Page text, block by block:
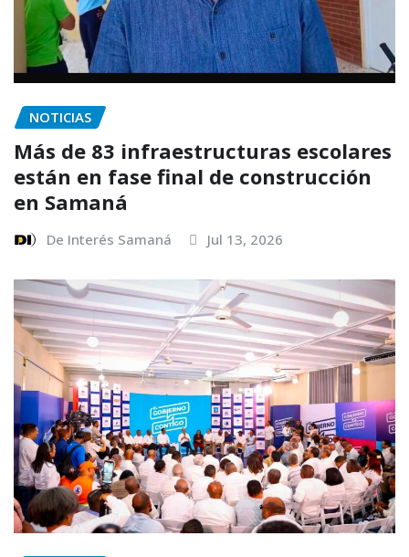
NOTICIAS
Más de 83 infraestructuras escolares
están en fase final de construcción
en Samaná
De Interés Samaná Jul 13, 2026